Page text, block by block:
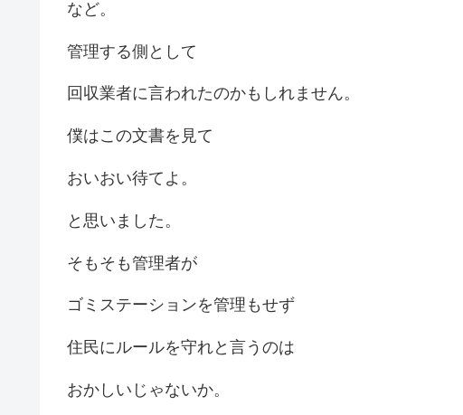
など。
管理する側として
回収業者に言われたのかもしれません。
僕はこの文書を見て
おいおい待てよ。
と思いました。
そもそも管理者が
ゴミステーションを管理もせず
住民にルールを守れと言うのは
おかしいじゃないか。